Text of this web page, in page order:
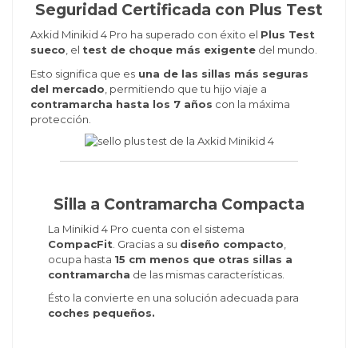
Seguridad Certificada con Plus Test
Axkid Minikid 4 Pro ha superado con éxito el Plus Test
sueco, el test de choque más exigentedel mundo.
Esto significa que esuna de las sillas más seguras
del mercado , permitiendo que tu hijo viaje a
contramarcha hasta los 7 años con la máxima
protección.
Silla a Contramarcha Compacta
La Minikid 4 Pro cuenta con el sistema
CompacFit . Gracias a su diseño compacto
ocupa hasta 15 cm menos que otras sillas a
contramarcha de las mismas características.
Ésto la convierte en una solución adecuada para
coches pequeños.